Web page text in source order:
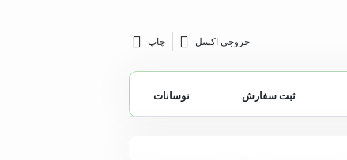
خروجی اکسل چاپ
ثبت سفارش نوسانات